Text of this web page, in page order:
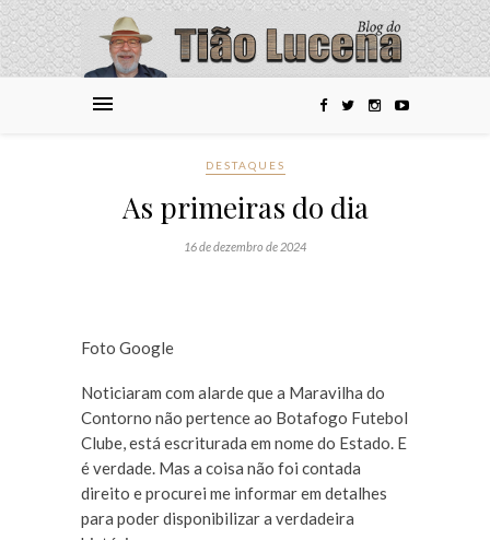
DESTAQUES
As primeiras do dia
16 de dezembro de 2024
Foto Google
Noticiaram com alarde que a Maravilha do
Contorno não pertence ao Botafogo Futebol
Clube, está escriturada em nome do Estado. E
é verdade. Mas a coisa não foi contada
direito e procurei me informar em detalhes
para poder disponibilizar a verdadeira